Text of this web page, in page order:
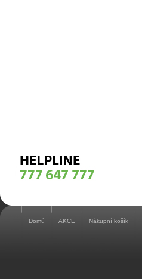
Domů AKCE Nákupní košík